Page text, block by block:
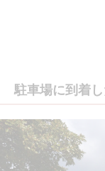
駐車場に到着